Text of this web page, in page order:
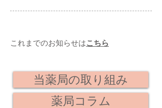
これまでのお知らせはこちら
当薬局の取り組み
薬局コラム